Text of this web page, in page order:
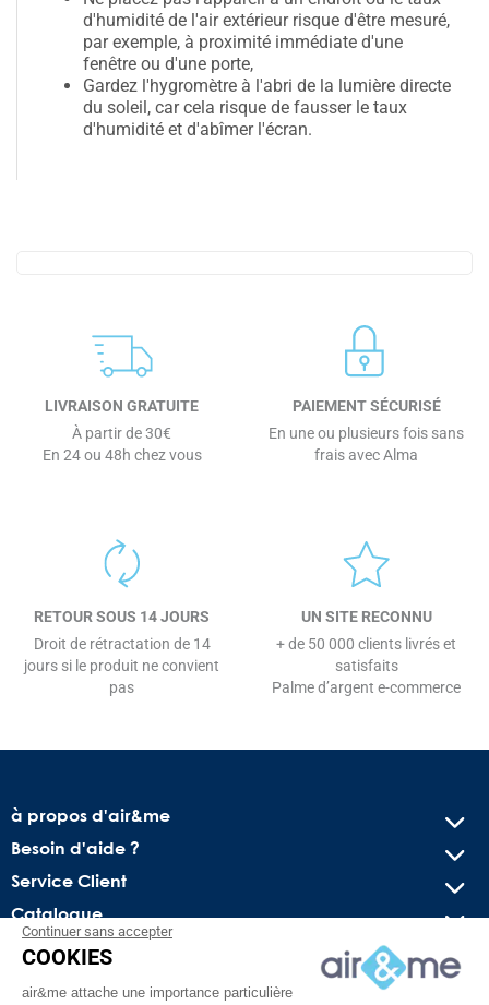
d'humidité de l'air extérieur risque d'être mesuré,
par exemple, à proximité immédiate d'une
fenêtre ou d'une porte,
Gardez l'hygromètre à l'abri de la lumière directe
du soleil, car cela risque de fausser le taux
d'humidité et d'abîmer l'écran.
LIVRAISON GRATUITE
À partir de 30€
En 24 ou 48h chez vous
PAIEMENT SÉCURISÉ
En une ou plusieurs fois sans
frais avec Alma
RETOUR SOUS 14 JOURS
Droit de rétractation de 14
jours si le produit ne convient
pas
UN SITE RECONNU
+ de 50 000 clients livrés et
satisfaits
Palme d’argent e-commerce
à propos d'air&me
Besoin d'aide ?
Service Client
Catalogue
Recevez nos offres spéciales !
Continuer sans accepter
COOKIES
air&me attache une importance particulière